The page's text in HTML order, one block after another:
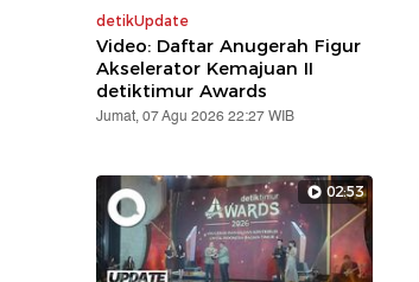
detikUpdate
Video: Daftar Anugerah Figur
Akselerator Kemajuan II
detiktimur Awards
Jumat, 07 Agu 2026 22:27 WIB
02:53